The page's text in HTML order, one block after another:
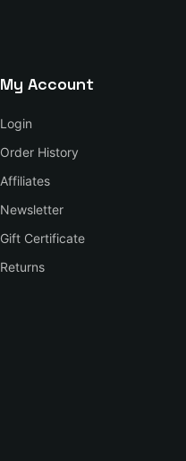
My Account
Login
Order History
Affiliates
Newsletter
Gift Certificate
Returns